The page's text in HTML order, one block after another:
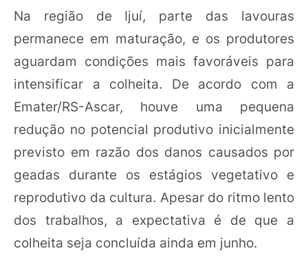
Na região de Ijuí, parte das lavouras
permanece em maturação, e os produtores
aguardam condições mais favoráveis para
intensificar a colheita. De acordo com a
Emater/RS-Ascar, houve uma pequena
redução no potencial produtivo inicialmente
previsto em razão dos danos causados por
geadas durante os estágios vegetativo e
reprodutivo da cultura. Apesar do ritmo lento
dos trabalhos, a expectativa é de que a
colheita seja concluída ainda em junho.